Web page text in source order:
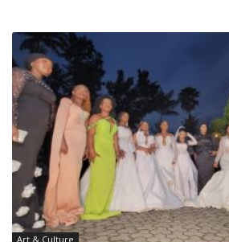
Art & Culture